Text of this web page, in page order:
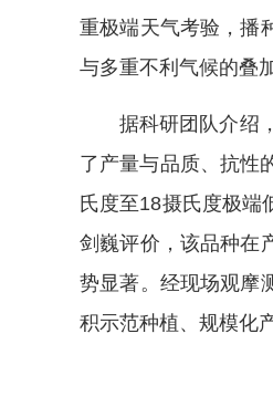
重极端天气考验，播
与多重不利气候的叠
据科研团队介绍
了产量与品质、抗性
氏度至18摄氏度极端
剑巍评价，该品种在
势显著。经现场观摩
积示范种植、规模化